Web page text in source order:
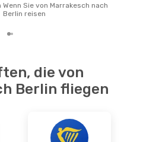
Wenn Sie von Marrakesch nach
Berlin reisen
die von
Berlin fliegen